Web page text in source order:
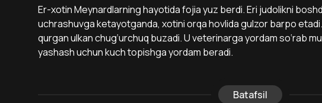
Er-xotin Meynardlarning hayotida fojia yuz berdi. Eri judolikni
uchrashuvga ketayotganda, xotini orqa hovlida gulzor barpo
qurgan ulkan chug‘urchuq buzadi. U veterinarga yordam so‘rab
yashash uchun kuch topishga yordam beradi.
Batafsil